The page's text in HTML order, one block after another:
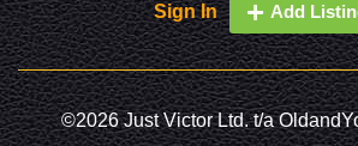
Sign In Add
©2026 Just Victor Ltd. t/a